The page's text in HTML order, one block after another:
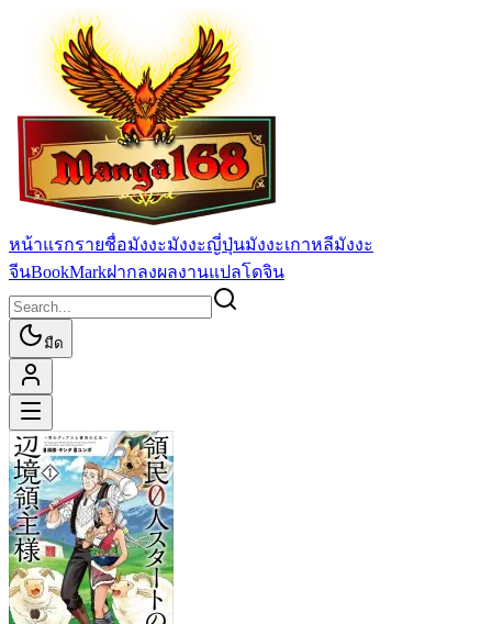
หน้าแรกรายชื่อมังงะมังงะญี่ปุ่นมังงะเกาหลีมังงะ
จีนBookMarkฝากลงผลงานแปลโดจิน
มืด